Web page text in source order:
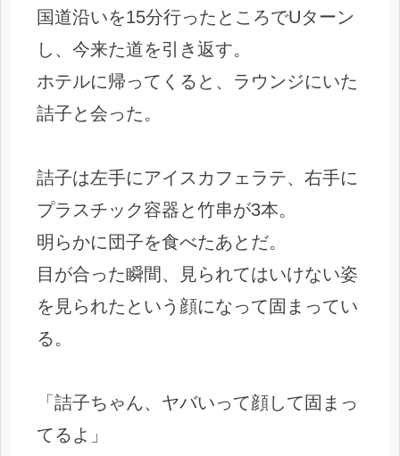
国道沿いを15分行ったところでUターン
し、今来た道を引き返す。
ホテルに帰ってくると、ラウンジにいた
詰子と会った。
詰子は左手にアイスカフェラテ、右手に
プラスチック容器と竹串が3本。
明らかに団子を食べたあとだ。
目が合った瞬間、見られてはいけない姿
を見られたという顔になって固まってい
る。
「詰子ちゃん、ヤバいって顔して固まっ
てるよ」